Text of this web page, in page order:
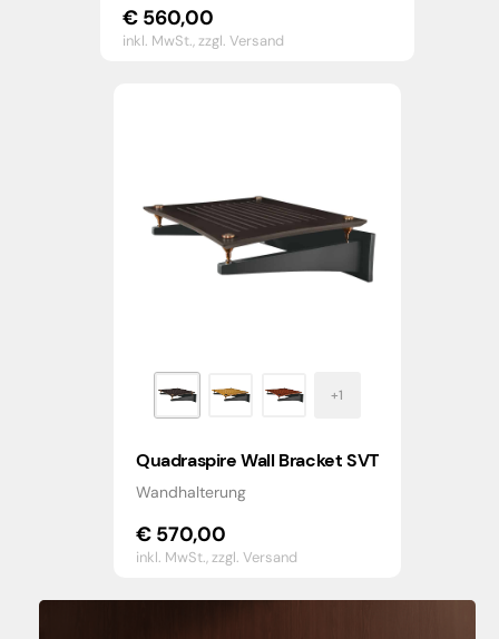
€ 560,00
inkl. MwSt.,zzgl. Versand
Quadraspire Wall Bracket SVT
Wandhalterung
€ 570,00
inkl. MwSt.,zzgl. Versand